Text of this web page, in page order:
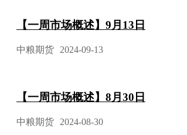
【一周市场概述】9月13日
中粮期货 2024-09-13
【一周市场概述】8月30日
中粮期货 2024-08-30